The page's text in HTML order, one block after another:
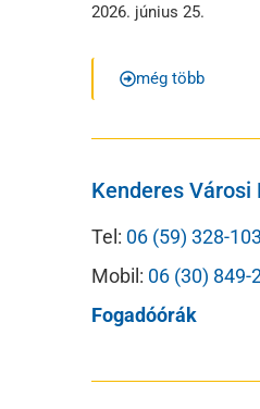
2026. június 25.
még több
Kenderes Városi
Tel: 06 (59) 328-103
Mobil: 06 (30) 849-
Fogadóórák